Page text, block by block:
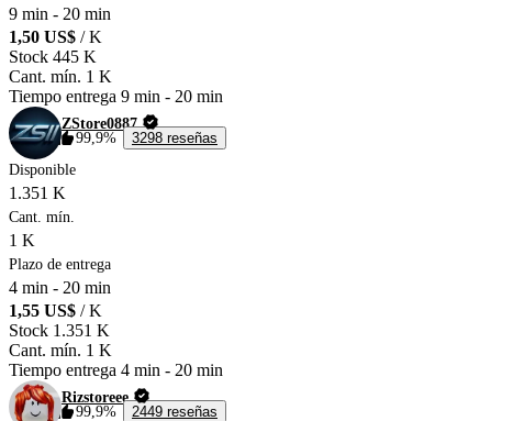
9 min - 20 min
1,50 US$ / K
Stock 445 K
Cant. mín. 1 K
Tiempo entrega 9 min - 20 min
ZStore0887
99,9%
3298 reseñas
Disponible
1.351 K
Cant. mín.
1 K
Plazo de entrega
4 min - 20 min
1,55 US$ / K
Stock 1.351 K
Cant. mín. 1 K
Tiempo entrega 4 min - 20 min
Rizstoreee
99,9%
2449 reseñas